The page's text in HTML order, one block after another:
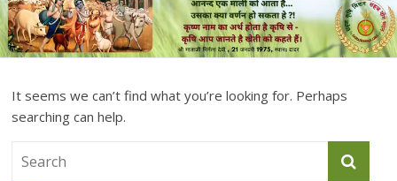
It seems we can’t find what you’re looking for. Perhaps
searching can help.